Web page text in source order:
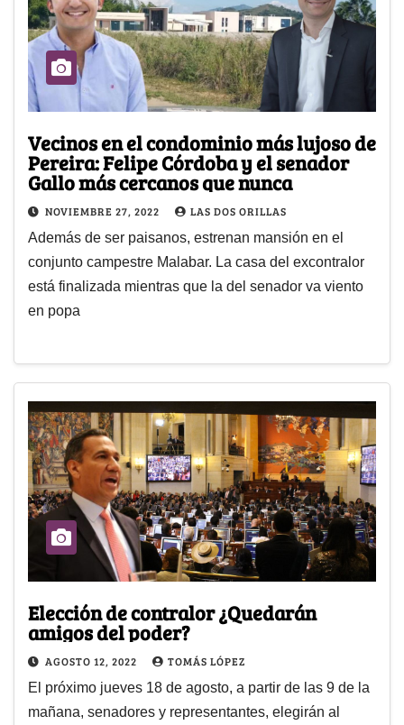
Vecinos en el condominio más lujoso de
Pereira: Felipe Córdoba y el senador
Gallo más cercanos que nunca
NOVIEMBRE 27, 2022 LAS DOS ORILLAS
Además de ser paisanos, estrenan mansión en el
conjunto campestre Malabar. La casa del excontralor
está finalizada mientras que la del senador va viento
en popa
Elección de contralor ¿Quedarán
amigos del poder?
AGOSTO 12, 2022 TOMÁS LÓPEZ
El próximo jueves 18 de agosto, a partir de las 9 de la
mañana, senadores y representantes, elegirán al